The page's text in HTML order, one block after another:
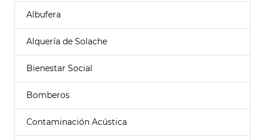
Albufera
Alquería de Solache
Bienestar Social
Bomberos
Contaminación Acústica